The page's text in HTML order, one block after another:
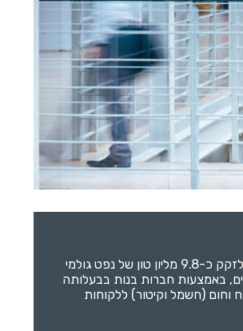
בתי זקוק לנפט בע''מ (בזן), הממוקמת באיזור מפרץ חיפה, היא חברת זיקוק הנפט הגדולה בישראל. באמצעות מתקניה החדישים והמשוכללים, מסוגלת בזן לזקק כ-9.8 מליון טון של נפט גולמי
באמצעות חברות בנות בבעלותה
וחום (חשמל וקיטור) ללקוחות